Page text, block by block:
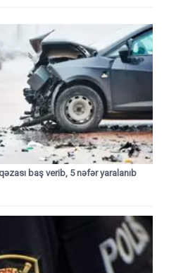
baş verib, 5 nəfər yaralanıb